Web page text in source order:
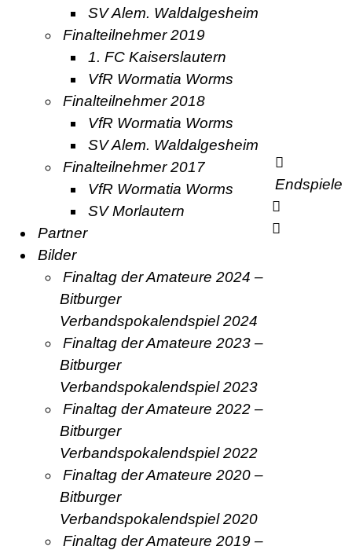
SV Alem. Waldalgesheim
Finalteilnehmer 2019
1. FC Kaiserslautern
VfR Wormatia Worms
Finalteilnehmer 2018
VfR Wormatia Worms
SV Alem. Waldalgesheim
Finalteilnehmer 2017
VfR Wormatia Worms
SV Morlautern
Partner
Bilder
Finaltag der Amateure 2024 –
Bitburger
Verbandspokalendspiel 2024
Finaltag der Amateure 2023 –
Bitburger
Verbandspokalendspiel 2023
Finaltag der Amateure 2022 –
Bitburger
Verbandspokalendspiel 2022
Finaltag der Amateure 2020 –
Bitburger
Verbandspokalendspiel 2020
Finaltag der Amateure 2019 –
Endspiele